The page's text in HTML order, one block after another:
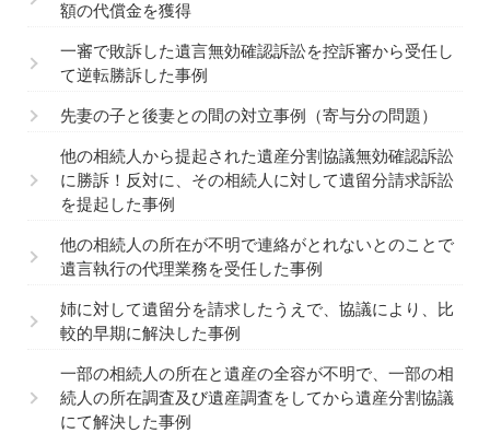
額の代償金を獲得
一審で敗訴した遺言無効確認訴訟を控訴審から受任し
て逆転勝訴した事例
先妻の子と後妻との間の対立事例（寄与分の問題）
他の相続人から提起された遺産分割協議無効確認訴訟
に勝訴！反対に、その相続人に対して遺留分請求訴訟
を提起した事例
他の相続人の所在が不明で連絡がとれないとのことで
遺言執行の代理業務を受任した事例
姉に対して遺留分を請求したうえで、協議により、比
較的早期に解決した事例
一部の相続人の所在と遺産の全容が不明で、一部の相
続人の所在調査及び遺産調査をしてから遺産分割協議
にて解決した事例